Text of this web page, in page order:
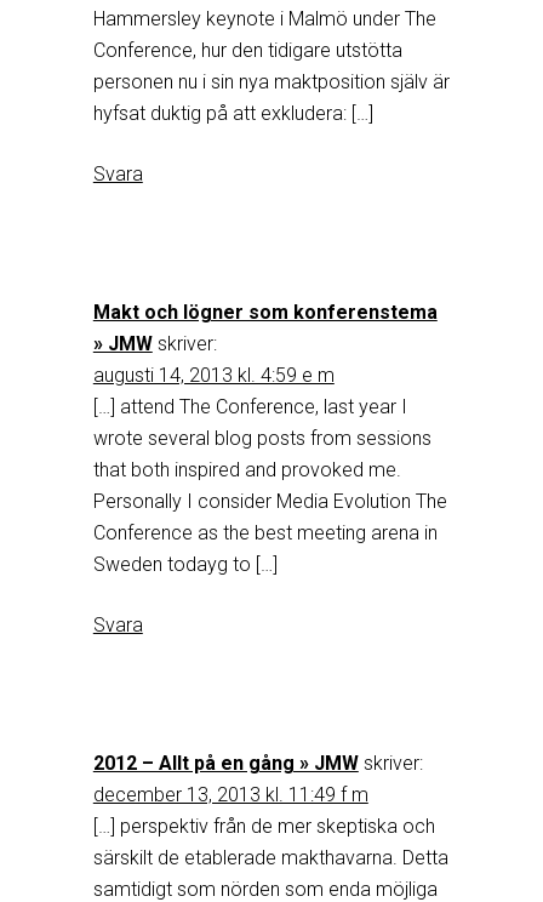
Hammersley keynote i Malmö under The
Conference, hur den tidigare utstötta
personen nu i sin nya maktposition själv är
hyfsat duktig på att exkludera: […]
Svara
Makt och lögner som konferenstema
» JMW skriver:
augusti 14, 2013 kl. 4:59 e m
[…] attend The Conference, last year I
wrote several blog posts from sessions
that both inspired and provoked me.
Personally I consider Media Evolution The
Conference as the best meeting arena in
Sweden todayg to […]
Svara
2012 – Allt på en gång » JMW skriver:
december 13, 2013 kl. 11:49 f m
[…] perspektiv från de mer skeptiska och
särskilt de etablerade makthavarna. Detta
samtidigt som nörden som enda möjliga